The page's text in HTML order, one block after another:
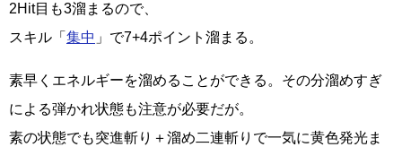
2Hit目も3溜まるので、
スキル「 集中 」で7+4ポイント溜まる。
素早くエネルギーを溜めることができる。その分溜めすぎ
による弾かれ状態も注意が必要だが。
素の状態でも突進斬り＋溜め二連斬りで一気に黄色発光ま